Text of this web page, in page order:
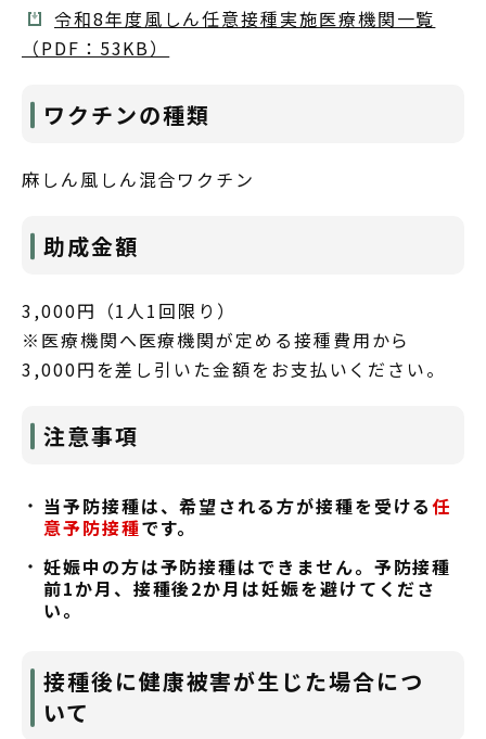
令和8年度風しん任意接種実施医療機関一覧
（PDF：53KB）
ワクチンの種類
麻しん風しん混合ワクチン
助成金額
3,000円（1人1回限り）
※医療機関へ医療機関が定める接種費用から
3,000円を差し引いた金額をお支払いください。
注意事項
当予防接種は、希望される方が接種を受ける任
意予防接種です。
妊娠中の方は予防接種はできません。予防接種
前1か月、接種後2か月は妊娠を避けてくださ
い。
接種後に健康被害が生じた場合につ
いて